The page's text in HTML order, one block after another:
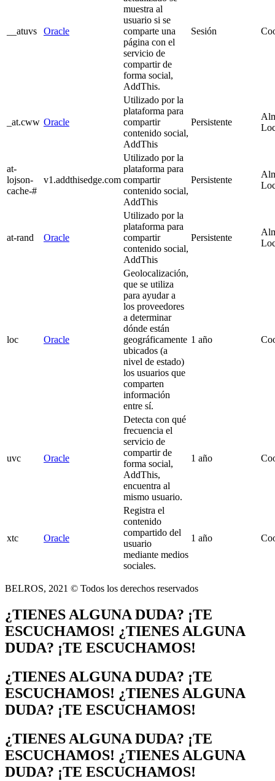
__atuvs Oracle
muestra al
usuario si se
comparte una
página con el
servicio de
compartir de
forma social,
AddThis.
Sesión
_at.cww Oracle
Utilizado por la
plataforma para
compartir
contenido social,
AddThis
Persistente
at-
lojson-
cache-#
v1.addthisedge.com
Utilizado por la
plataforma para
compartir
contenido social,
AddThis
Persistente
at-rand Oracle
Utilizado por la
plataforma para
compartir
contenido social,
AddThis
Persistente
loc Oracle
Geolocalización,
que se utiliza
para ayudar a
los proveedores
a determinar
dónde están
geográficamente
ubicados (a
nivel de estado)
los usuarios que
comparten
información
entre sí.
1 año
uvc Oracle
Detecta con qué
frecuencia el
servicio de
compartir de
forma social,
AddThis,
encuentra al
mismo usuario.
1 año
xtc Oracle
Registra el
contenido
compartido del
usuario
mediante medios
sociales.
1 año
BELROS, 2021 © Todos los derechos reservados
¿TIENES ALGUNA DUDA? ¡TE
ESCUCHAMOS! ¿TIENES ALGUNA
DUDA? ¡TE ESCUCHAMOS!
¿TIENES ALGUNA DUDA? ¡TE
ESCUCHAMOS! ¿TIENES ALGUNA
DUDA? ¡TE ESCUCHAMOS!
¿TIENES ALGUNA DUDA? ¡TE
ESCUCHAMOS! ¿TIENES ALGUNA
DUDA? ¡TE ESCUCHAMOS!